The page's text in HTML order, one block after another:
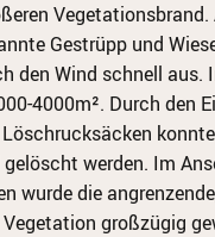
Vegetationsbrand.
Gestrüpp und
den Wind schnell aus.
4000m². Durch den
werden. Im
wurde die
großzügig